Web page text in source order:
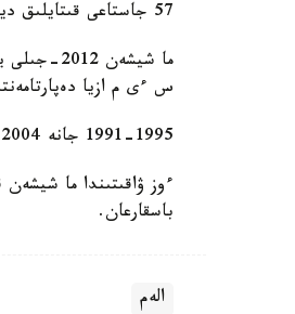
57 جاستاعى قىتايلىق ديپلوماتتى ونىڭ تۋعان كۇنى قارساڭىندا ق ح ر م ق ك قىزمەتكەرلەرى تۇتقىنعا الدى.
ما
س ءى م ازيا
1991-1995 جانە 2004-2008-جىلدارى توكيوداعى قىتاي ەلشىلىگىندە جۇمىس ىستەگەن.
ءوز ۋاقىتىندا ما شيشەن
باسقارعان.
الەم